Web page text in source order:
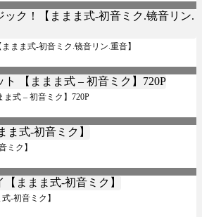
まま式-初音ミク.镜音リン.重音】
式 – 初音ミク】720P
ミク】
-初音ミク】